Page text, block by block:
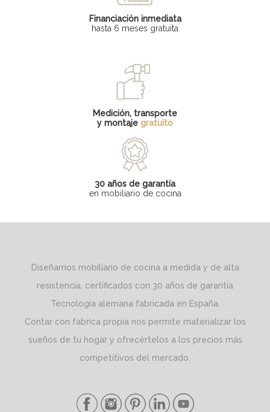
Financiación inmediata
hasta 6 meses gratuita
Medición, transporte
y montaje gratuito
30 años de garantía
en mobiliario de cocina
Diseñamos mobiliario de cocina a medida y de alta
resistencia, certificados con 30 años de garantía
Tecnología alemana fabricada en España.
Contar con fabrica propia nos permite materializar los
sueños de tu hogar y ofrecértelos a los precios más
competitivos del mercado.